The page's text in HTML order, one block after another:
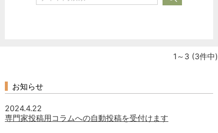
労務管理
企業法務
1～3 (3件中)
お知らせ
2024.4.22
専門家投稿用コラムへの自動投稿を受付けます